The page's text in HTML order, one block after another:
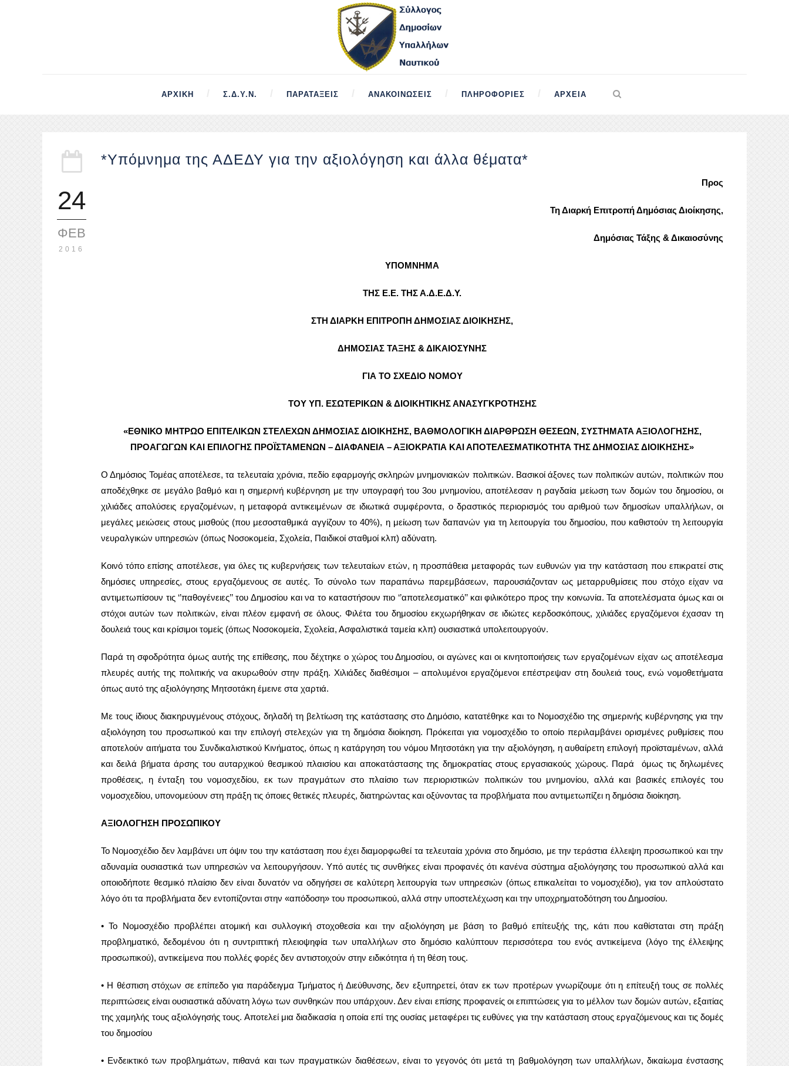
ΑΡΧΙΚΉ Σ.Δ.Υ.Ν. ΠΑΡΑΤΆΞΕΙΣ ΑΝΑΚΟΙΝΏΣΕΙΣ ΠΛΗΡΟΦΟΡΊΕΣ ΑΡΧΕΊΑ
24
ΦΕΒ
2016
*Υπόμνημα της ΑΔΕΔΥ για την αξιολόγηση και άλλα θέματα*
Προς
Τη Διαρκή Επιτροπή Δημόσιας Διοίκησης,
Δημόσιας Τάξης & Δικαιοσύνης
ΥΠΟΜΝΗΜΑ
ΤΗΣ Ε.Ε. ΤΗΣ Α.Δ.Ε.Δ.Υ.
ΣΤΗ ΔΙΑΡΚΗ ΕΠΙΤΡΟΠΗ ΔΗΜΟΣΙΑΣ ΔΙΟΙΚΗΣΗΣ,
ΔΗΜΟΣΙΑΣ ΤΑΞΗΣ & ΔΙΚΑΙΟΣΥΝΗΣ
ΓΙΑ ΤΟ ΣΧΕΔΙΟ ΝΟΜΟΥ
ΤΟΥ ΥΠ. ΕΣΩΤΕΡΙΚΩΝ & ΔΙΟΙΚΗΤΙΚΗΣ ΑΝΑΣΥΓΚΡΟΤΗΣΗΣ
«ΕΘΝΙΚΟ ΜΗΤΡΩΟ ΕΠΙΤΕΛΙΚΩΝ ΣΤΕΛΕΧΩΝ ΔΗΜΟΣΙΑΣ ΔΙΟΙΚΗΣΗΣ, ΒΑΘΜΟΛΟΓΙΚΗ ΔΙΑΡΘΡΩΣΗ ΘΕΣΕΩΝ, ΣΥΣΤΗΜΑΤΑ ΑΞΙΟΛΟΓΗΣΗΣ,
ΠΡΟΑΓΩΓΩΝ ΚΑΙ ΕΠΙΛΟΓΗΣ ΠΡΟΪΣΤΑΜΕΝΩΝ – ΔΙΑΦΑΝΕΙΑ – ΑΞΙΟΚΡΑΤΙΑ ΚΑΙ ΑΠΟΤΕΛΕΣΜΑΤΙΚΟΤΗΤΑ ΤΗΣ ΔΗΜΟΣΙΑΣ ΔΙΟΙΚΗΣΗΣ»
Ο Δημόσιος Τομέας αποτέλεσε, τα τελευταία χρόνια, πεδίο εφαρμογής σκληρών μνημονιακών πολιτικών. Βασικοί άξονες των πολιτικών αυτών, πολιτικών που
αποδέχθηκε σε μεγάλο βαθμό και η σημερινή κυβέρνηση με την υπογραφή του 3ου μνημονίου, αποτέλεσαν η ραγδαία μείωση των δομών του δημοσίου, οι
χιλιάδες απολύσεις εργαζομένων, η μεταφορά αντικειμένων σε ιδιωτικά συμφέροντα, ο δραστικός περιορισμός του αριθμού των δημοσίων υπαλλήλων, οι
μεγάλες μειώσεις στους μισθούς (που μεσοσταθμικά αγγίζουν το 40%), η μείωση των δαπανών για τη λειτουργία του δημοσίου, που καθιστούν τη λειτουργία
νευραλγικών υπηρεσιών (όπως Νοσοκομεία, Σχολεία, Παιδικοί σταθμοί κλπ) αδύνατη.
Κοινό τόπο επίσης αποτέλεσε, για όλες τις κυβερνήσεις των τελευταίων ετών, η προσπάθεια μεταφοράς των ευθυνών για την κατάσταση που επικρατεί στις
δημόσιες υπηρεσίες, στους εργαζόμενους σε αυτές. Το σύνολο των παραπάνω παρεμβάσεων, παρουσιάζονταν ως μεταρρυθμίσεις που στόχο είχαν να
αντιμετωπίσουν τις ‘’παθογένειες’’ του Δημοσίου και να το καταστήσουν πιο ‘’αποτελεσματικό’’ και φιλικότερο προς την κοινωνία. Τα αποτελέσματα όμως και οι
στόχοι αυτών των πολιτικών, είναι πλέον εμφανή σε όλους. Φιλέτα του δημοσίου εκχωρήθηκαν σε ιδιώτες κερδοσκόπους, χιλιάδες εργαζόμενοι έχασαν τη
δουλειά τους και κρίσιμοι τομείς (όπως Νοσοκομεία, Σχολεία, Ασφαλιστικά ταμεία κλπ) ουσιαστικά υπολειτουργούν.
Παρά τη σφοδρότητα όμως αυτής της επίθεσης, που δέχτηκε ο χώρος του Δημοσίου, οι αγώνες και οι κινητοποιήσεις των εργαζομένων είχαν ως αποτέλεσμα
πλευρές αυτής της πολιτικής να ακυρωθούν στην πράξη. Χιλιάδες διαθέσιμοι – απολυμένοι εργαζόμενοι επέστρεψαν στη δουλειά τους, ενώ νομοθετήματα
όπως αυτό της αξιολόγησης Μητσοτάκη έμεινε στα χαρτιά.
Με τους ίδιους διακηρυγμένους στόχους, δηλαδή τη βελτίωση της κατάστασης στο Δημόσιο, κατατέθηκε και το Νομοσχέδιο της σημερινής κυβέρνησης για την
αξιολόγηση του προσωπικού και την επιλογή στελεχών για τη δημόσια διοίκηση. Πρόκειται για νομοσχέδιο το οποίο περιλαμβάνει ορισμένες ρυθμίσεις που
αποτελούν αιτήματα του Συνδικαλιστικού Κινήματος, όπως η κατάργηση του νόμου Μητσοτάκη για την αξιολόγηση, η αυθαίρετη επιλογή προϊσταμένων, αλλά
και δειλά βήματα άρσης του αυταρχικού θεσμικού πλαισίου και αποκατάστασης της δημοκρατίας στους εργασιακούς χώρους. Παρά όμως τις δηλωμένες
προθέσεις, η ένταξη του νομοσχεδίου, εκ των πραγμάτων στο πλαίσιο των περιοριστικών πολιτικών του μνημονίου, αλλά και βασικές επιλογές του
νομοσχεδίου, υπονομεύουν στη πράξη τις όποιες θετικές πλευρές, διατηρώντας και οξύνοντας τα προβλήματα που αντιμετωπίζει η δημόσια διοίκηση.
ΑΞΙΟΛΟΓΗΣΗ ΠΡΟΣΩΠΙΚΟΥ
Το Νομοσχέδιο δεν λαμβάνει υπ όψιν του την κατάσταση που έχει διαμορφωθεί τα τελευταία χρόνια στο δημόσιο, με την τεράστια έλλειψη προσωπικού και την
αδυναμία ουσιαστικά των υπηρεσιών να λειτουργήσουν. Υπό αυτές τις συνθήκες είναι προφανές ότι κανένα σύστημα αξιολόγησης του προσωπικού αλλά και
οποιοδήποτε θεσμικό πλαίσιο δεν είναι δυνατόν να οδηγήσει σε καλύτερη λειτουργία των υπηρεσιών (όπως επικαλείται το νομοσχέδιο), για τον απλούστατο
λόγο ότι τα προβλήματα δεν εντοπίζονται στην «απόδοση» του προσωπικού, αλλά στην υποστελέχωση και την υποχρηματοδότηση του Δημοσίου.
• Το Νομοσχέδιο προβλέπει ατομική και συλλογική στοχοθεσία και την αξιολόγηση με βάση το βαθμό επίτευξής της, κάτι που καθίσταται στη πράξη
προβληματικό, δεδομένου ότι η συντριπτική πλειοψηφία των υπαλλήλων στο δημόσιο καλύπτουν περισσότερα του ενός αντικείμενα (λόγο της έλλειψης
προσωπικού), αντικείμενα που πολλές φορές δεν αντιστοιχούν στην ειδικότητα ή τη θέση τους.
• Η θέσπιση στόχων σε επίπεδο για παράδειγμα Τμήματος ή Διεύθυνσης, δεν εξυπηρετεί, όταν εκ των προτέρων γνωρίζουμε ότι η επίτευξή τους σε πολλές
περιπτώσεις είναι ουσιαστικά αδύνατη λόγω των συνθηκών που υπάρχουν. Δεν είναι επίσης προφανείς οι επιπτώσεις για το μέλλον των δομών αυτών, εξαιτίας
της χαμηλής τους αξιολόγησής τους. Αποτελεί μια διαδικασία η οποία επί της ουσίας μεταφέρει τις ευθύνες για την κατάσταση στους εργαζόμενους και τις δομές
του δημοσίου
• Ενδεικτικό των προβλημάτων, πιθανά και των πραγματικών διαθέσεων, είναι το γεγονός ότι μετά τη βαθμολόγηση των υπαλλήλων, δικαίωμα ένστασης